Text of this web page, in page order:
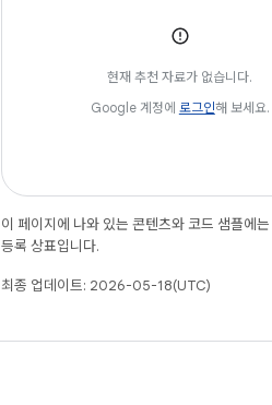
현재 추천 자료가 없습니다.
Google 계정에 로그인해 보세요.
이 페이지에 나와 있는 콘텐츠와 코드 샘플에는
등록 상표입니다.
최종 업데이트: 2026-05-18(UTC)